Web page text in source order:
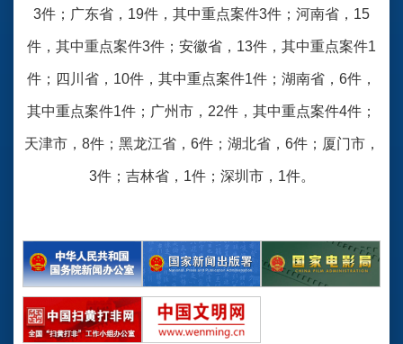
3件；广东省，19件，其中重点案件3件；河南省，15
件，其中重点案件3件；安徽省，13件，其中重点案件1
件；四川省，10件，其中重点案件1件；湖南省，6件，
其中重点案件1件；广州市，22件，其中重点案件4件；
天津市，8件；黑龙江省，6件；湖北省，6件；厦门市，
3件；吉林省，1件；深圳市，1件。